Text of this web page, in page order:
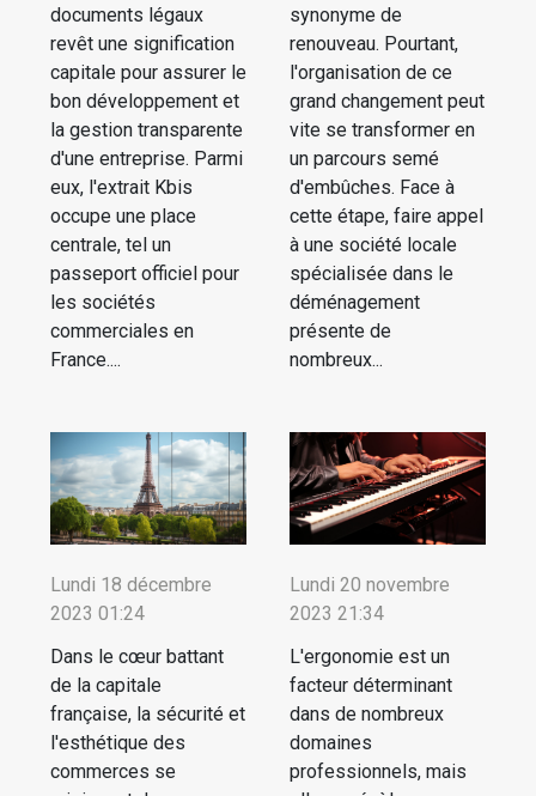
documents légaux
revêt une signification
capitale pour assurer le
bon développement et
la gestion transparente
d'une entreprise. Parmi
eux, l'extrait Kbis
occupe une place
centrale, tel un
passeport officiel pour
les sociétés
commerciales en
France....
synonyme de
renouveau. Pourtant,
l'organisation de ce
grand changement peut
vite se transformer en
un parcours semé
d'embûches. Face à
cette étape, faire appel
à une société locale
spécialisée dans le
déménagement
présente de
nombreux...
Lundi 18 décembre
2023 01:24
Dans le cœur battant
de la capitale
française, la sécurité et
l'esthétique des
commerces se
Lundi 20 novembre
2023 21:34
L'ergonomie est un
facteur déterminant
dans de nombreux
domaines
professionnels, mais